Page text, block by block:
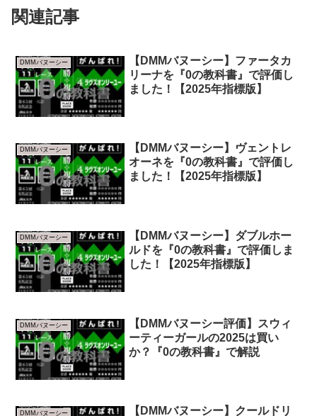
関連記事
DMMバヌーシー
【DMMバヌーシー】ファータカ
リーナを『0の教科書』で評価し
ました！【2025年指標版】
DMMバヌーシー
【DMMバヌーシー】ヴェントレ
オーネを『0の教科書』で評価し
ました！【2025年指標版】
DMMバヌーシー
【DMMバヌーシー】ダブルホー
ルドを『0の教科書』で評価しま
した！【2025年指標版】
DMMバヌーシー
【DMMバヌーシー評価】スウィ
ーティーガールの2025は買い
か？『0の教科書』で解説
DMMバヌーシー 【DMMバヌーシー】クールドリ